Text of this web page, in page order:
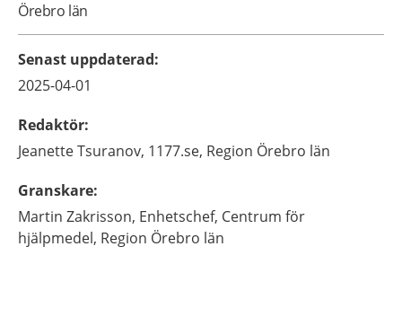
Örebro län
Senast uppdaterad:
2025-04-01
Redaktör:
JeanetteTsuranov, 1177.se, Region Örebro län
Granskare:
Martin Zakrisson, Enhetschef, Centrum för
hjälpmedel, Region Örebro län